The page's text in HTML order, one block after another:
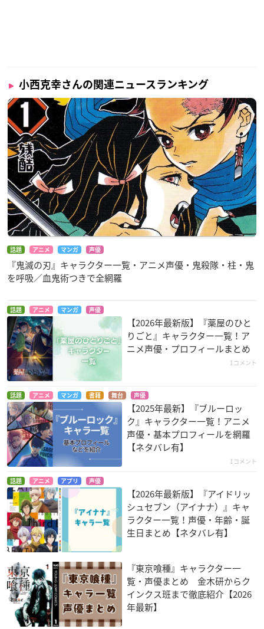
小西克幸さんの関連ニュースランキング
話題 アニメ マンガ 声優
『鬼滅の刃』キャラクター一覧・アニメ声優・鬼殺隊・柱・鬼
を呼吸／血鬼術つきで全網羅
話題 アニメ マンガ 声優
【2026年最新版】『薬屋のひと
りごと』キャラクター一覧！ア
ニメ声優・プロフィールまとめ
1コメント
話題 アニメ マンガ 書籍 舞台 声優
【2025年最新】『ブルーロッ
ク』キャラクター一覧！アニメ
声優・基本プロフィールを網羅
【ネタバレ有】
1コメント
話題 アニメ アプリ 声優
【2026年最新版】『アイドリッ
シュセブン（アイナナ）』キャ
ラクター一覧！声優・年齢・誕
生日まとめ【ネタバレ有】
『東京喰種』キャラクター一
覧・声優まとめ 金木研からク
インクス班まで徹底紹介【2026
年最新】